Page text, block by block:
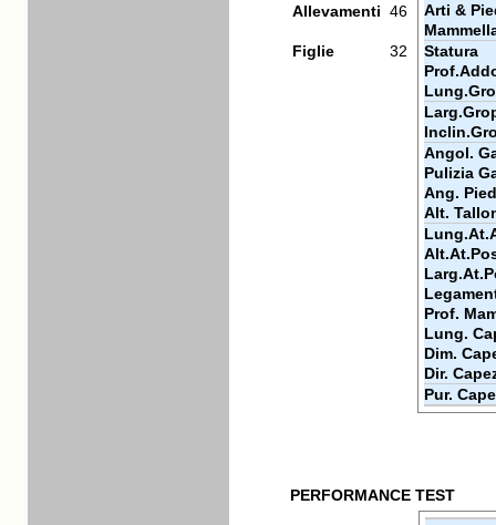
Allevamenti 46
Figlie 32
Arti &
Statura
Angol.
Pulizia
Ang.
Alt.
Prof.
Lung.
Dim.
Dir.
Pur.
PERFORMANCE TEST